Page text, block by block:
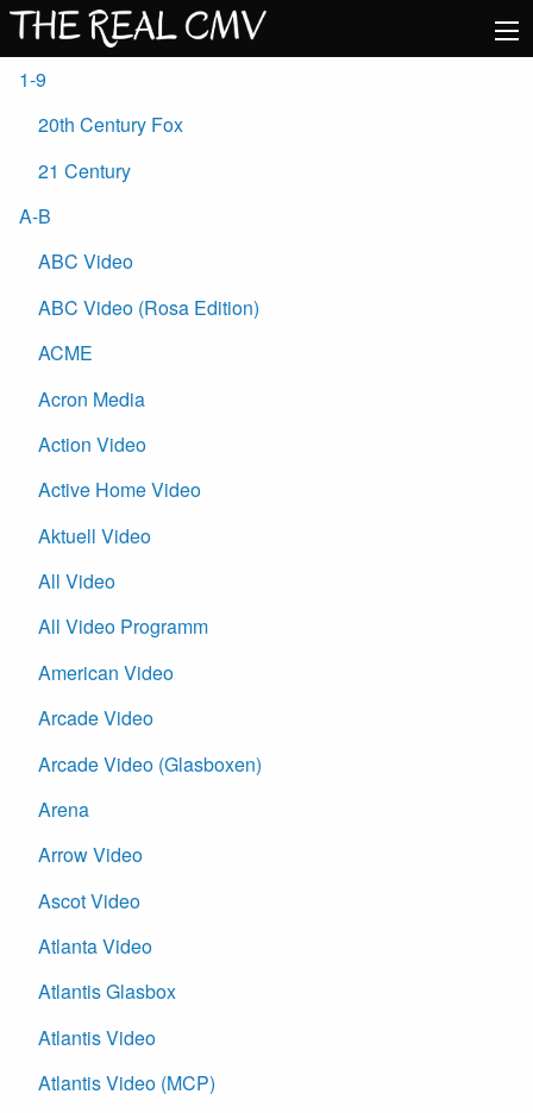
1-9
20th Century Fox
21 Century
A-B
ABC Video
ABC Video (Rosa Edition)
ACME
Acron Media
Action Video
Active Home Video
Aktuell Video
All Video
All Video Programm
American Video
Arcade Video
Arcade Video (Glasboxen)
Arena
Arrow Video
Ascot Video
Atlanta Video
Atlantis Glasbox
Atlantis Video
Atlantis Video (MCP)